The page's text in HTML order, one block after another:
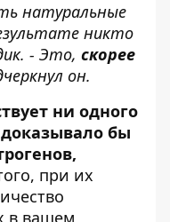
натуральные
никто
- Это, скорее
он.
ни одного
бы
при их
в вашем